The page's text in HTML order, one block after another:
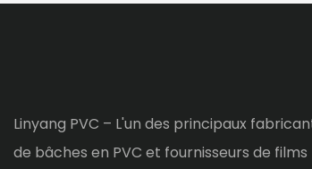
Linyang PVC – L'un des principaux
de bâches en PVC et fournisseurs de films